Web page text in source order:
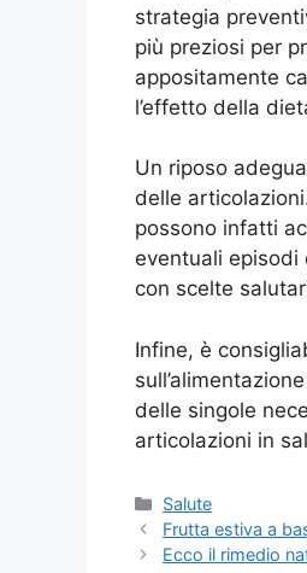
strategia
più preziosi per
appositamente
l’effetto della
Un riposo
delle
possono infatti
eventuali episodi
con scelte
Infine, è
delle singole
articolazioni in
Categorie
Salute
Frutta estiva a
Ecco il rimedio